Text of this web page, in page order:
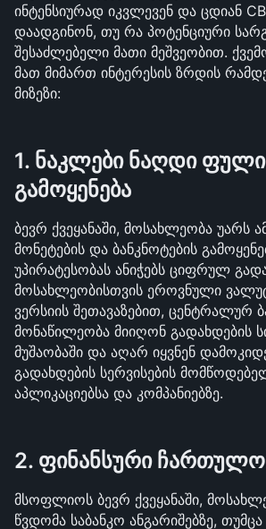
ინტენსიურად იკვლევენ და ცდიან
დაადგინონ, თუ რა პოტენციური
შესაძლებელი მათი მეშვეობით.
მათ მიმართ ინტერესის ზრდის
მიზეზი:
1. ნაკლები ნაღდი
გამოყენება
ბევრ ქვეყანაში, მოსახლეობა უარს
მონეტების და ბანკნოტების
უპირატესობას ანიჭებს ციფრულ
მოსახლეობისთვის ეროვნული
ვერსიის შეთავაზებით, ცენტრალურ
მონაწილეობა მიიღონ გადახდების
მუშაობაში და აღარ იყვნენ
გადახდების სერვისების
აპლიკაციებსა და კომპანიებზე.
2. ფინანსური
მსოფლიოს ბევრ ქვეყანაში,
წვდომა საბანკო ანგარიშებზე,